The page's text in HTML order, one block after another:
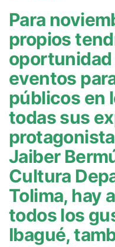
Para
propios
eventos
públicos en
todas sus
Jaiber
Cultura
Tolima, hay
todos los
Ibagué,